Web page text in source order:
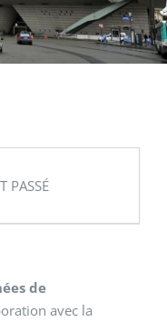
PASSÉ
de
avec la